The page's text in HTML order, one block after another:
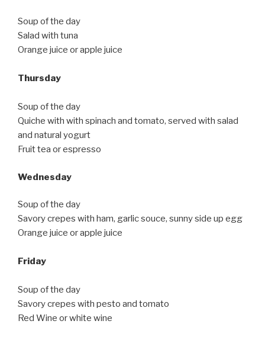
Soup of the day
Salad with tuna
Orange juice or apple juice
Thursday
Soup of the day
Quiche with with spinach and tomato, served with salad
and natural yogurt
Fruit tea or espresso
Wednesday
Soup of the day
Savory crepes with ham, garlic souce, sunny side up egg
Orange juice or apple juice
Friday
Soup of the day
Savory crepes with pesto and tomato
Red Wine or white wine